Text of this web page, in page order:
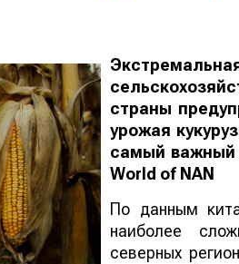
страны
урожая
самый важный
World of NAN
По данным
наиболее
северных